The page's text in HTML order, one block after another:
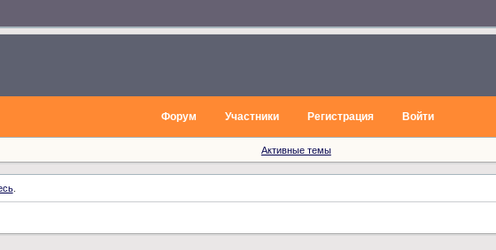
Форум Участники Регистрация Войти
Активные темы
.